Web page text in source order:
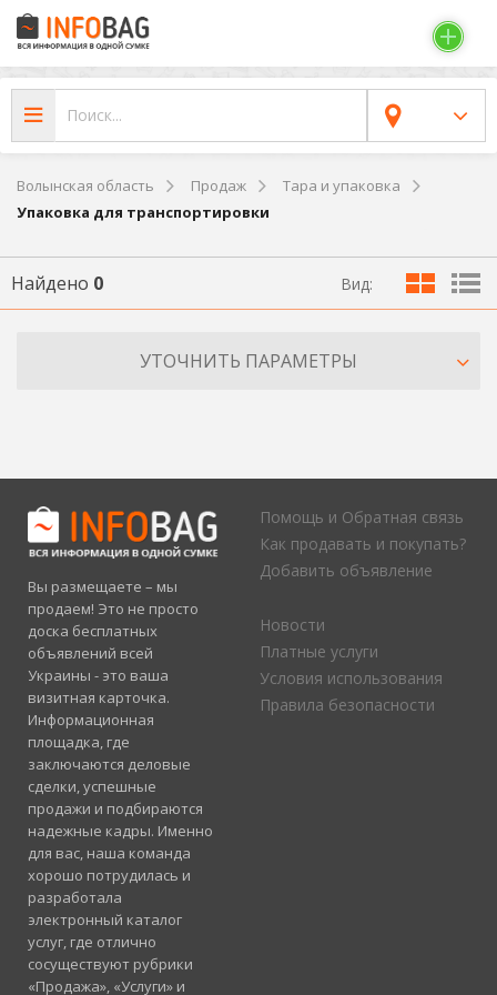
Волынская область Продаж
Тара и упаковка
Упаковка для транспортировки
Найдено 0 Вид:
УТОЧНИТЬ ПАРАМЕТРЫ
Вы размещаете – мы
продаем! Это не просто
доска бесплатных
объявлений всей
Украины - это ваша
визитная карточка.
Информационная
площадка, где
заключаются деловые
сделки, успешные
продажи и подбираются
надежные кадры. Именно
для вас, наша команда
хорошо потрудилась и
разработала
электронный каталог
услуг, где отлично
сосуществуют рубрики
«Продажа», «Услуги» и
Помощь и Обратная связь
Как продавать и покупать?
Добавить объявление
Новости
Платные услуги
Условия использования
Правила безопасности